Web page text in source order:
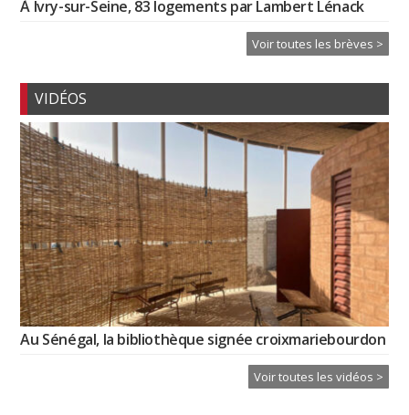
À Ivry-sur-Seine, 83 logements par Lambert Lénack
Voir toutes les brèves >
VIDÉOS
Au Sénégal, la bibliothèque signée croixmariebourdon
Voir toutes les vidéos >